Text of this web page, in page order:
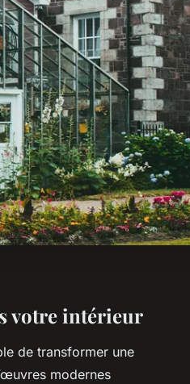
votre intérieur
de transformer une
modernes